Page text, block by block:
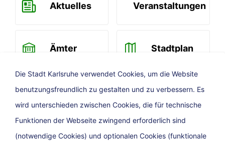
Aktuelles Veranstaltungen
Ämter Stadtplan
Newsletter
Die Stadt Karlsruhe verwendet Cookies, um die Website
benutzungsfreundlich zu gestalten und zu verbessern. Es
wird unterschieden zwischen Cookies, die für technische
Funktionen der Webseite zwingend erforderlich sind
(notwendige Cookies) und optionalen Cookies (funktionale